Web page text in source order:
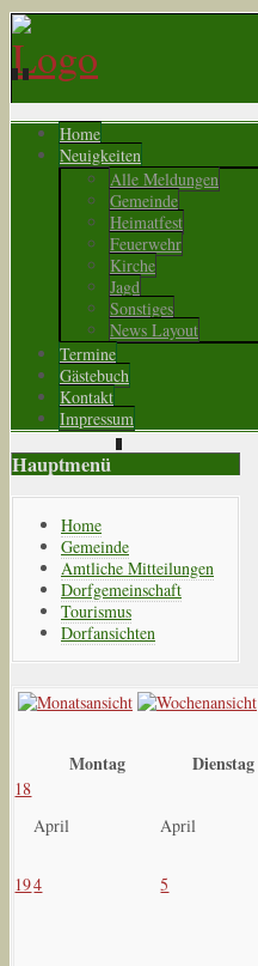
Home
Neuigkeiten
Alle Meldungen
Gemeinde
Heimatfest
Feuerwehr
Kirche
Jagd
Sonstiges
News Layout
Termine
Gästebuch
Kontakt
Impressum
Hauptmenü
Home
Gemeinde
Amtliche Mitteilungen
Dorfgemeinschaft
Tourismus
Dorfansichten
Montag
Dienstag
18
April
April
194 5